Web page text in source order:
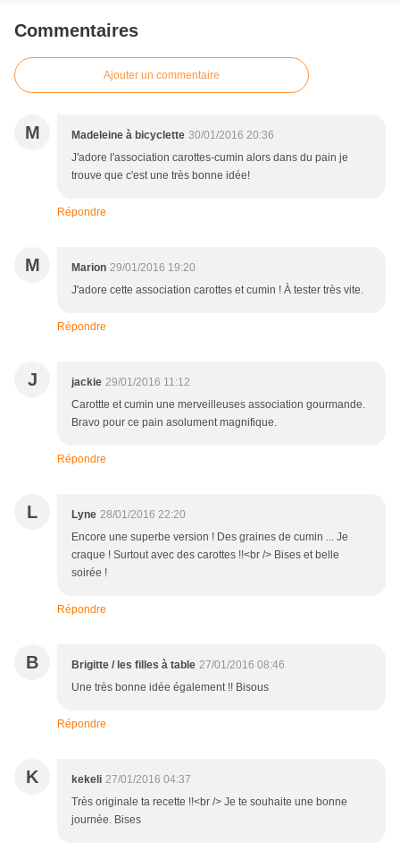
Commentaires
Ajouter un commentaire
M Madeleine à bicyclette 30/01/2016 20:36
J'adore l'association carottes-cumin alors dans du pain je
trouve que c'est une très bonne idée!
Répondre
M Marion 29/01/2016 19:20
J'adore cette association carottes et cumin ! À tester très vite.
Répondre
J jackie 29/01/2016 11:12
Carottte et cumin une merveilleuses association gourmande.
Bravo pour ce pain asolument magnifique.
Répondre
L Lyne 28/01/2016 22:20
Encore une superbe version ! Des graines de cumin ... Je
craque ! Surtout avec des carottes !!<br /> Bises et belle
soirée !
Répondre
B Brigitte / les filles à table 27/01/2016 08:46
Une très bonne idée également !! Bisous
Répondre
K kekeli 27/01/2016 04:37
Très originale ta recette !!<br /> Je te souhaite une bonne
journée. Bises